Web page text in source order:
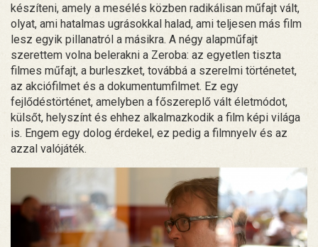
készíteni, amely a mesélés közben radikálisan műfajt vált,
olyat, ami hatalmas ugrásokkal halad, ami teljesen más film
lesz egyik pillanatról a másikra. A négy alapműfajt
szerettem volna belerakni a Zeroba: az egyetlen tiszta
filmes műfajt, a burleszket, továbbá a szerelmi történetet,
az akciófilmet és a dokumentumfilmet. Ez egy
fejlődéstörténet, amelyben a főszereplő vált életmódot,
külsőt, helyszínt és ehhez alkalmazkodik a film képi világa
is. Engem egy dolog érdekel, ez pedig a filmnyelv és az
azzal valójáték.